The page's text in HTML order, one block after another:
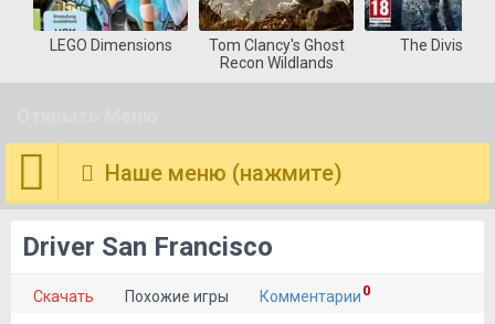
LEGO Dimensions
Tom Clancy's Ghost
Recon Wildlands
The Division
Наше меню (нажмите)
Driver San Francisco
Скачать Похожие игры Комментарии 0